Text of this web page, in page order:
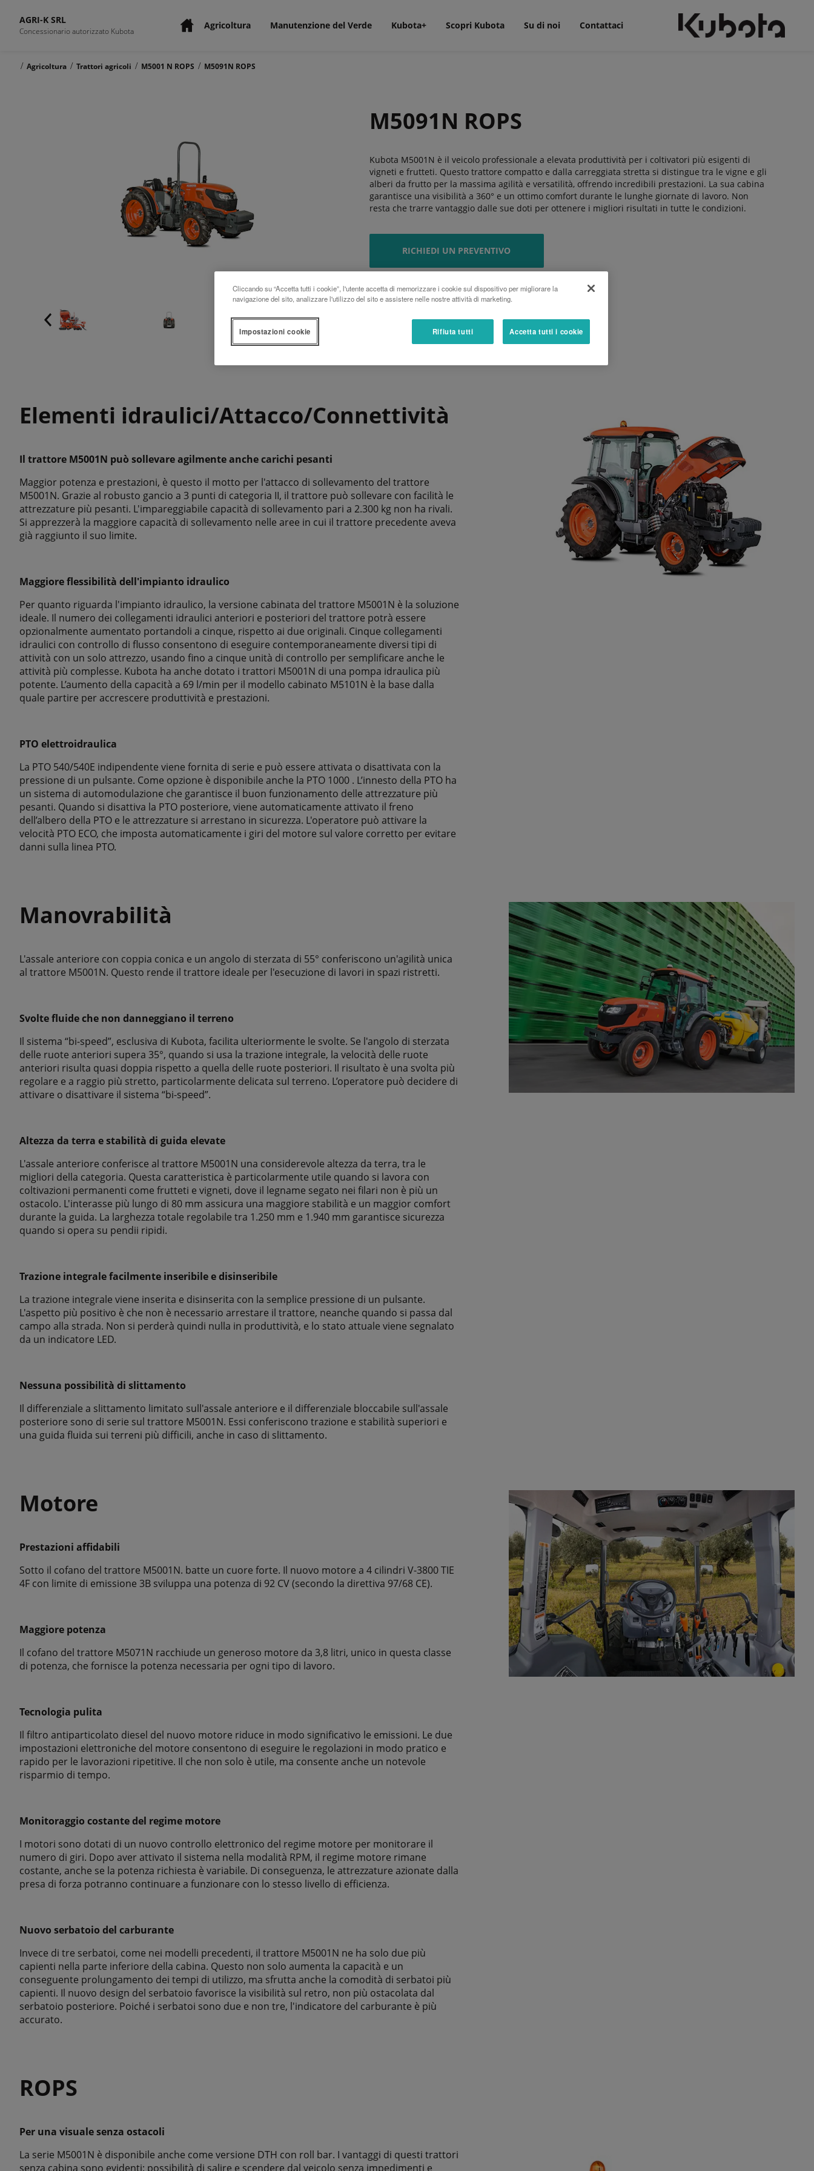
AGRI-K SRL
Concessionario autorizzato Kubota Agricoltura Manutenzione del Verde Kubota+ Scopri Kubota Su di noi Contattaci
/ Agricoltura / Trattori agricoli / M5001 N ROPS / M5091N ROPS
M5091N ROPS
Kubota M5001N è il veicolo professionale a elevata produttività per i coltivatori più esigenti di
vigneti e frutteti. Questo trattore compatto e dalla carreggiata stretta si distingue tra le vigne e gli
alberi da frutto per la massima agilità e versatilità, offrendo incredibili prestazioni. La sua cabina
garantisce una visibilità a 360° e un ottimo comfort durante le lunghe giornate di lavoro. Non
resta che trarre vantaggio dalle sue doti per ottenere i migliori risultati in tutte le condizioni.
RICHIEDI UN PREVENTIVO
SCARICA LA BROCHURE
Elementi idraulici/Attacco/Connettività
Il trattore M5001N può sollevare agilmente anche carichi pesanti
Maggior potenza e prestazioni, è questo il motto per l'attacco di sollevamento del trattore
M5001N. Grazie al robusto gancio a 3 punti di categoria II, il trattore può sollevare con facilità le
attrezzature più pesanti. L'impareggiabile capacità di sollevamento pari a 2.300 kg non ha rivali.
Si apprezzerà la maggiore capacità di sollevamento nelle aree in cui il trattore precedente aveva
già raggiunto il suo limite.
Maggiore flessibilità dell'impianto idraulico
Per quanto riguarda l'impianto idraulico, la versione cabinata del trattore M5001N è la soluzione
ideale. Il numero dei collegamenti idraulici anteriori e posteriori del trattore potrà essere
opzionalmente aumentato portandoli a cinque, rispetto ai due originali. Cinque collegamenti
idraulici con controllo di flusso consentono di eseguire contemporaneamente diversi tipi di
attività con un solo attrezzo, usando fino a cinque unità di controllo per semplificare anche le
attività più complesse. Kubota ha anche dotato i trattori M5001N di una pompa idraulica più
potente. L’aumento della capacità a 69 l/min per il modello cabinato M5101N è la base dalla
quale partire per accrescere produttività e prestazioni.
PTO elettroidraulica
La PTO 540/540E indipendente viene fornita di serie e può essere attivata o disattivata con la
pressione di un pulsante. Come opzione è disponibile anche la PTO 1000 . L’innesto della PTO ha
un sistema di automodulazione che garantisce il buon funzionamento delle attrezzature più
pesanti. Quando si disattiva la PTO posteriore, viene automaticamente attivato il freno
dell’albero della PTO e le attrezzature si arrestano in sicurezza. L'operatore può attivare la
velocità PTO ECO, che imposta automaticamente i giri del motore sul valore corretto per evitare
danni sulla linea PTO.
Manovrabilità
L'assale anteriore con coppia conica e un angolo di sterzata di 55° conferiscono un'agilità unica
al trattore M5001N. Questo rende il trattore ideale per l'esecuzione di lavori in spazi ristretti.
Svolte fluide che non danneggiano il terreno
Il sistema “bi-speed”, esclusiva di Kubota, facilita ulteriormente le svolte. Se l'angolo di sterzata
delle ruote anteriori supera 35°, quando si usa la trazione integrale, la velocità delle ruote
anteriori risulta quasi doppia rispetto a quella delle ruote posteriori. Il risultato è una svolta più
regolare e a raggio più stretto, particolarmente delicata sul terreno. L’operatore può decidere di
attivare o disattivare il sistema “bi-speed”.
Altezza da terra e stabilità di guida elevate
L'assale anteriore conferisce al trattore M5001N una considerevole altezza da terra, tra le
migliori della categoria. Questa caratteristica è particolarmente utile quando si lavora con
coltivazioni permanenti come frutteti e vigneti, dove il legname segato nei filari non è più un
ostacolo. L'interasse più lungo di 80 mm assicura una maggiore stabilità e un maggior comfort
durante la guida. La larghezza totale regolabile tra 1.250 mm e 1.940 mm garantisce sicurezza
quando si opera su pendii ripidi.
Trazione integrale facilmente inseribile e disinseribile
La trazione integrale viene inserita e disinserita con la semplice pressione di un pulsante.
L'aspetto più positivo è che non è necessario arrestare il trattore, neanche quando si passa dal
campo alla strada. Non si perderà quindi nulla in produttività, e lo stato attuale viene segnalato
da un indicatore LED.
Nessuna possibilità di slittamento
Il differenziale a slittamento limitato sull'assale anteriore e il differenziale bloccabile sull'assale
posteriore sono di serie sul trattore M5001N. Essi conferiscono trazione e stabilità superiori e
una guida fluida sui terreni più difficili, anche in caso di slittamento.
Motore
Prestazioni affidabili
Sotto il cofano del trattore M5001N. batte un cuore forte. Il nuovo motore a 4 cilindri V-3800 TIE
4F con limite di emissione 3B sviluppa una potenza di 92 CV (secondo la direttiva 97/68 CE).
Maggiore potenza
Il cofano del trattore M5071N racchiude un generoso motore da 3,8 litri, unico in questa classe
di potenza, che fornisce la potenza necessaria per ogni tipo di lavoro.
Tecnologia pulita
Il filtro antiparticolato diesel del nuovo motore riduce in modo significativo le emissioni. Le due
impostazioni elettroniche del motore consentono di eseguire le regolazioni in modo pratico e
rapido per le lavorazioni ripetitive. Il che non solo è utile, ma consente anche un notevole
risparmio di tempo.
Monitoraggio costante del regime motore
I motori sono dotati di un nuovo controllo elettronico del regime motore per monitorare il
numero di giri. Dopo aver attivato il sistema nella modalità RPM, il regime motore rimane
costante, anche se la potenza richiesta è variabile. Di conseguenza, le attrezzature azionate dalla
presa di forza potranno continuare a funzionare con lo stesso livello di efficienza.
Nuovo serbatoio del carburante
Invece di tre serbatoi, come nei modelli precedenti, il trattore M5001N ne ha solo due più
capienti nella parte inferiore della cabina. Questo non solo aumenta la capacità e un
conseguente prolungamento dei tempi di utilizzo, ma sfrutta anche la comodità di serbatoi più
capienti. Il nuovo design del serbatoio favorisce la visibilità sul retro, non più ostacolata dal
serbatoio posteriore. Poiché i serbatoi sono due e non tre, l'indicatore del carburante è più
accurato.
ROPS
Per una visuale senza ostacoli
La serie M5001N è disponibile anche come versione DTH con roll bar. I vantaggi di questi trattori
senza cabina sono evidenti: possibilità di salire e scendere dal veicolo senza impedimenti e
Cliccando su “Accetta tutti i cookie”, l'utente accetta di memorizzare i cookie sul dispositivo per migliorare la
navigazione del sito, analizzare l'utilizzo del sito e assistere nelle nostre attività di marketing.
Rifiuta tutti Accetta tutti i cookie
Impostazioni cookie